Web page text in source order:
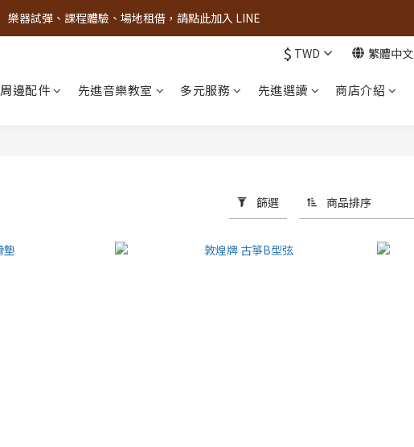
古亭門市 + 先進音樂教室週末假日皆有營業
樂器試彈、課程體驗、場地租借，請點此加入 LINE
$ TWD 繁體中文
周邊配件 先進音樂教室 多元服務 先進選讀 商店介紹
篩選 商品排序